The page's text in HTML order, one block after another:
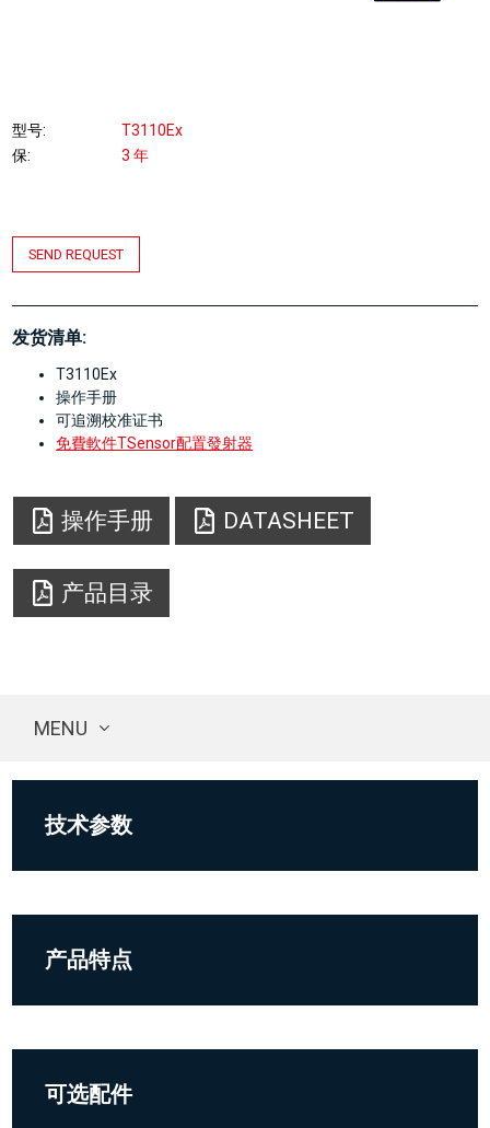
型号
T3110Ex
保
3 年
SEND REQUEST
发货清单:
T3110Ex
操作手册
可追溯校准证书
免費軟件TSensor配置發射器
操作手册 DATASHEET
产品目录
MENU
技术参数
产品特点
可选配件